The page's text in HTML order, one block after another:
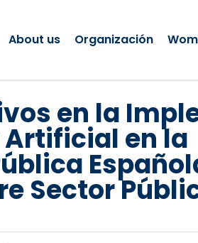
About us Organización
en la
en la
Sector